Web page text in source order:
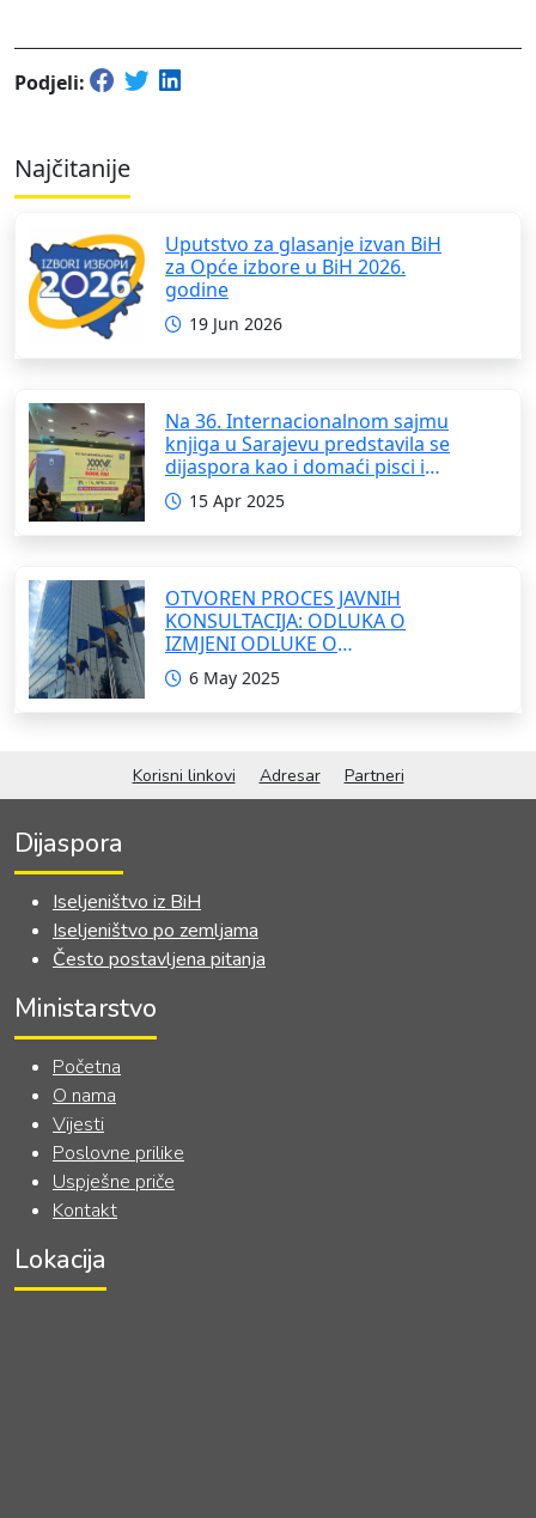
Podjeli:
Najčitanije
Uputstvo za glasanje izvan BiH
za Opće izbore u BiH 2026.
godine
19 Jun 2026
Na 36. Internacionalnom sajmu
knjiga u Sarajevu predstavila se
dijaspora kao i domaći pisci i
umjetnici
15 Apr 2025
OTVOREN PROCES JAVNIH
KONSULTACIJA: ODLUKA O
IZMJENI ODLUKE O
FORMIRANJU INTERRESORNE
RADNE GRUPE ZA IZRADU
OKVIRNOG ZAKONA O
HERCEGOVINE
6 May 2025
Korisni linkovi Adresar Partneri
Dijaspora
Iseljeništvo iz BiH
Iseljeništvo po zemljama
Često postavljena pitanja
Ministarstvo
Početna
O nama
Vijesti
Poslovne prilike
Uspješne priče
Kontakt
Lokacija